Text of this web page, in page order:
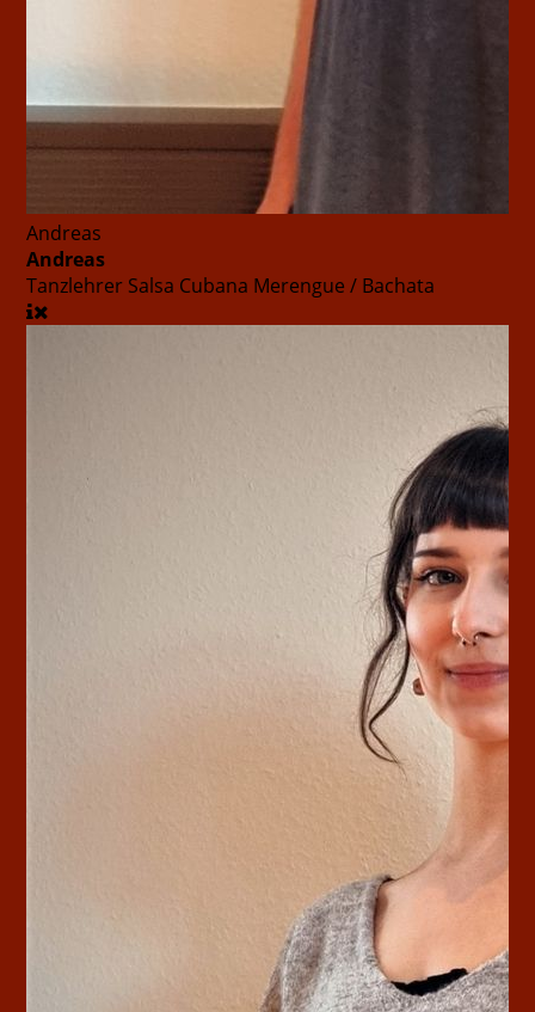
Andreas
Andreas
Tanzlehrer Salsa Cubana Merengue / Bachata